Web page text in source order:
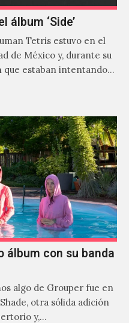
álbum ‘Side’
Tetris estuvo en el
de México y, durante su
estaban intentando…
álbum con su banda
algo de Grouper fue en
otra sólida adición
y,…